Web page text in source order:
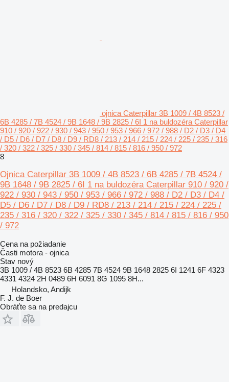
ojnica Caterpillar 3B 1009 / 4B 8523 /
6B 4285 / 7B 4524 / 9B 1648 / 9B 2825 / 6I 1 na buldozéra Caterpillar
910 / 920 / 922 / 930 / 943 / 950 / 953 / 966 / 972 / 988 / D2 / D3 / D4
/ D5 / D6 / D7 / D8 / D9 / RD8 / 213 / 214 / 215 / 224 / 225 / 235 / 316
/ 320 / 322 / 325 / 330 / 345 / 814 / 815 / 816 / 950 / 972
8
Ojnica Caterpillar 3B 1009 / 4B 8523 / 6B 4285 / 7B 4524 /
9B 1648 / 9B 2825 / 6I 1 na buldozéra Caterpillar 910 / 920 /
922 / 930 / 943 / 950 / 953 / 966 / 972 / 988 / D2 / D3 / D4 /
D5 / D6 / D7 / D8 / D9 / RD8 / 213 / 214 / 215 / 224 / 225 /
235 / 316 / 320 / 322 / 325 / 330 / 345 / 814 / 815 / 816 / 950
/ 972
Cena na požiadanie
Časti motora - ojnica
Stav nový
3B 1009 / 4B 8523 6B 4285 7B 4524 9B 1648 2825 6I 1241 6F 4323
4331 4324 2H 0489 6H 6091 8G 1095 8H...
Holandsko, Andijk
F. J. de Boer
Obráťte sa na predajcu